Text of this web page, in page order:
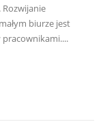
biurze jest